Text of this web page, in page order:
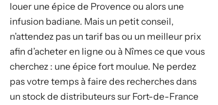
louer une épice de Provence ou alors une
infusion badiane. Mais un petit conseil,
n’attendez pas un tarif bas ou un meilleur prix
afin d’acheter en ligne ou à Nîmes ce que vous
cherchez : une épice fort moulue. Ne perdez
pas votre temps à faire des recherches dans
un stock de distributeurs sur Fort-de-France